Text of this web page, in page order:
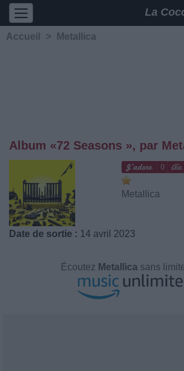
La
Accueil > Metallica
Album «72 Seasons », par
0
Metallica
Date de sortie : 14 avril 2023
Écoutez Metallica sans